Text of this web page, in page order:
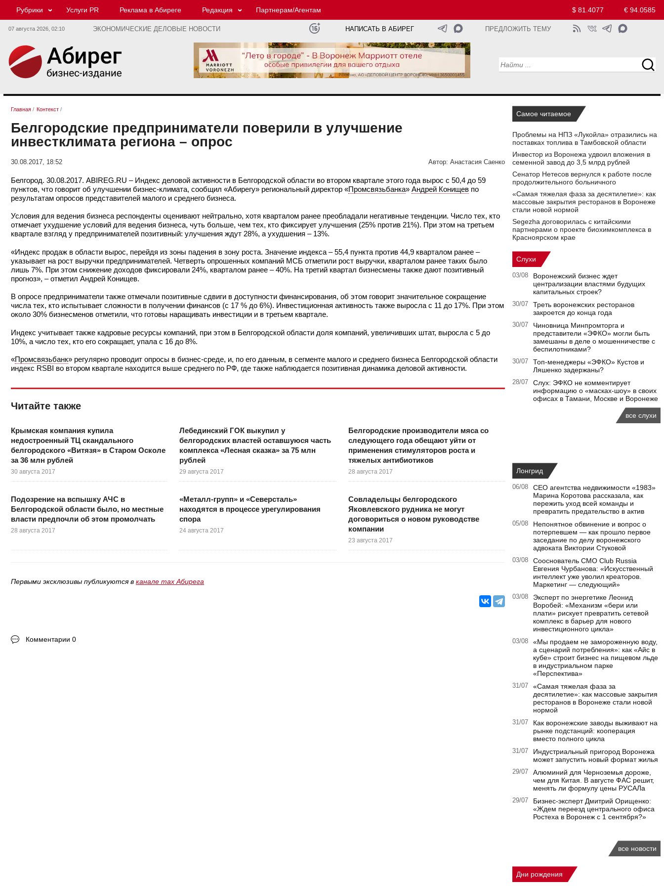
Рубрики Услуги PR Реклама в Абиреге Редакция Партнерам/Агентам $ 81.4077 € 94.0585
07 августа 2026, 02:10 ЭКОНОМИЧЕСКИЕ ДЕЛОВЫЕ НОВОСТИ НАПИСАТЬ В АБИРЕГ ПРЕДЛОЖИТЬ ТЕМУ
Главная / Контекст /
Белгородские предприниматели поверили в улучшение
инвестклимата региона – опрос
30.08.2017, 18:52 Автор: Анастасия Саенко
Белгород. 30.08.2017. ABIREG.RU – Индекс деловой активности в Белгородской области во втором квартале этого года вырос с 50,4 до 59
пунктов, что говорит об улучшении бизнес-климата, сообщил «Абирегу» региональный директор «Промсвязьбанка» Андрей Конищев по
результатам опросов представителей малого и среднего бизнеса.
Условия для ведения бизнеса респонденты оценивают нейтрально, хотя кварталом ранее преобладали негативные тенденции. Число тех, кто
отмечает ухудшение условий для ведения бизнеса, чуть больше, чем тех, кто фиксирует улучшения (25% против 21%). При этом на третьем
квартале взгляд у предпринимателей позитивный: улучшения ждут 28%, а ухудшения – 13%.
«Индекс продаж в области вырос, перейдя из зоны падения в зону роста. Значение индекса – 55,4 пункта против 44,9 кварталом ранее –
указывает на рост выручки предпринимателей. Четверть опрошенных компаний МСБ отметили рост выручки, кварталом ранее таких было
лишь 7%. При этом снижение доходов фиксировали 24%, кварталом ранее – 40%. На третий квартал бизнесмены также дают позитивный
прогноз», – отметил Андрей Конищев.
В опросе предприниматели также отмечали позитивные сдвиги в доступности финансирования, об этом говорит значительное сокращение
числа тех, кто испытывает сложности в получении финансов (с 17 % до 6%). Инвестиционная активность также выросла с 11 до 17%. При этом
около 30% бизнесменов отметили, что готовы наращивать инвестиции и в третьем квартале.
Индекс учитывает также кадровые ресурсы компаний, при этом в Белгородской области доля компаний, увеличивших штат, выросла с 5 до
10%, а число тех, кто его сокращает, упала с 16 до 8%.
«Промсвязьбанк» регулярно проводит опросы в бизнес-среде, и, по его данным, в сегменте малого и среднего бизнеса Белгородской области
индекс RSBI во втором квартале находится выше среднего по РФ, где также наблюдается позитивная динамика деловой активности.
Читайте также
Крымская компания купила
недостроенный ТЦ скандального
белгородского «Витязя» в Старом Осколе
за 36 млн рублей
30 августа 2017
Лебединский ГОК выкупил у
белгородских властей оставшуюся часть
комплекса «Лесная сказка» за 75 млн
рублей
29 августа 2017
Белгородские производители мяса со
следующего года обещают уйти от
применения стимуляторов роста и
тяжелых антибиотиков
28 августа 2017
Подозрение на вспышку АЧС в
Белгородской области было, но местные
власти предпочли об этом промолчать
28 августа 2017
«Металл-групп» и «Северсталь»
находятся в процессе урегулирования
спора
24 августа 2017
Совладельцы белгородского
Яковлевского рудника не могут
договориться о новом руководстве
компании
23 августа 2017
Первыми эксклюзивы публикуются в канале max Абирега
Комментарии 0
Самое читаемое
Проблемы на НПЗ «Лукойла» отразились на
поставках топлива в Тамбовской области
Инвестор из Воронежа удвоил вложения в
семенной завод до 3,5 млрд рублей
Сенатор Нетесов вернулся к работе после
продолжительного больничного
«Самая тяжелая фаза за десятилетие»: как
массовые закрытия ресторанов в Воронеже
стали новой нормой
Segezha договорилась с китайскими
партнерами о проекте биохимкомплекса в
Красноярском крае
Слухи
03/08
Воронежский бизнес ждет
централизации властями будущих
капитальных строек?
30/07
Треть воронежских ресторанов
закроется до конца года
30/07
Чиновница Минпромторга и
представители «ЭФКО» могли быть
замешаны в деле о мошенничестве с
беспилотниками?
30/07
Топ-менеджеры «ЭФКО» Кустов и
Ляшенко задержаны?
28/07
Слух: ЭФКО не комментирует
информацию о «масках-шоу» в своих
офисах в Тамани, Москве и Воронеже
все слухи
Лонгрид
06/08
CEO агентства недвижимости «1983»
Марина Коротова рассказала, как
пережить уход всей команды и
превратить предательство в актив
05/08
Непонятное обвинение и вопрос о
потерпевшем — как прошло первое
заседание по делу воронежского
адвоката Виктории Стуковой
03/08
Сооснователь CMO Club Russia
Евгения Чурбанова: «Искусственный
интеллект уже уволил креаторов.
Маркетинг — следующий»
03/08
Эксперт по энергетике Леонид
Воробей: «Механизм «бери или
плати» рискует превратить сетевой
комплекс в барьер для нового
инвестиционного цикла»
03/08
«Мы продаем не замороженную воду,
а сценарий потребления»: как «Айс в
кубе» строит бизнес на пищевом льде
в индустриальном парке
«Перспектива»
31/07
«Самая тяжелая фаза за
десятилетие»: как массовые закрытия
ресторанов в Воронеже стали новой
нормой
31/07
Как воронежские заводы выживают на
рынке подстанций: кооперация
вместо полного цикла
31/07
Индустриальный пригород Воронежа
может запустить новый формат жилья
29/07
Алюминий для Черноземья дороже,
чем для Китая. В августе ФАС решит,
менять ли формулу цены РУСАЛа
29/07
Бизнес-эксперт Дмитрий Орищенко:
«Ждем переезд центрального офиса
Ростеха в Воронеж с 1 сентября?»
все новости
Дни рождения